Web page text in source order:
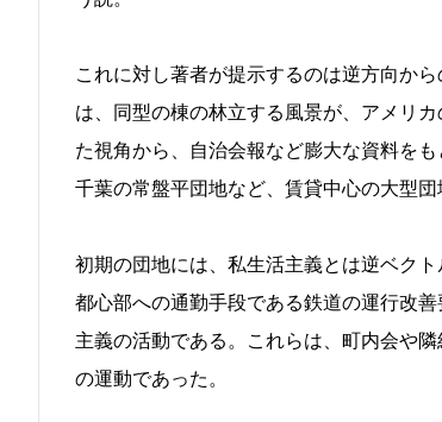
これに対し著者が提示するのは逆方向か
は、同型の棟の林立する風景が、アメリ
た視角から、自治会報など膨大な資料を
千葉の常盤平団地など、賃貸中心の大型団
初期の団地には、私生活主義とは逆ベク
都心部への通勤手段である鉄道の運行改
主義の活動である。これらは、町内会や
の運動であった。